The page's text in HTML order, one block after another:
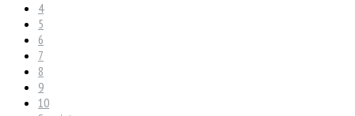
4
5
6
7
8
9
10